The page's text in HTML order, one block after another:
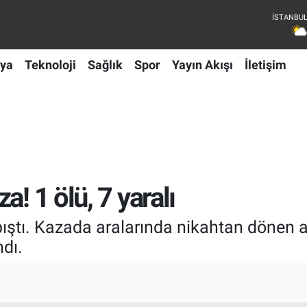
Teknoloji Sağlık Spor Yayın Akışı İletişim
1 ölü, 7 yaralı
Kazada aralarında nikahtan